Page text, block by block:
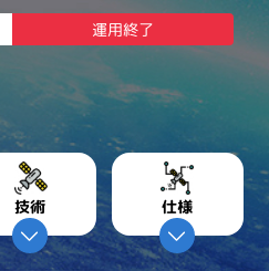
運用終了
技術 仕様